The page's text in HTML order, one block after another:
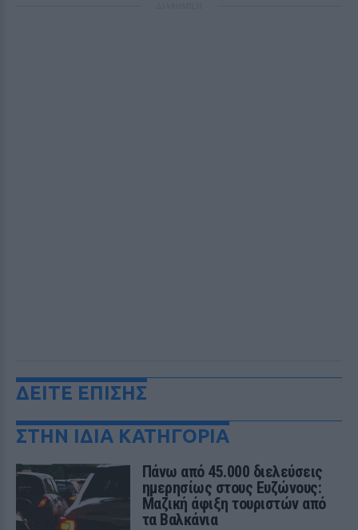
ΔΕΙΤΕ ΕΠΙΣΗΣ
ΣΤΗΝ ΙΔΙΑ ΚΑΤΗΓΟΡΙΑ
Πάνω από 45.000 διελεύσεις
ημερησίως στους Ευζώνους:
Μαζική άφιξη τουριστών από
τα Βαλκάνια